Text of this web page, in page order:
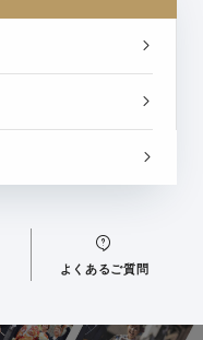
よくあるご質問